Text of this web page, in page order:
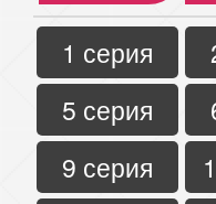
1 серия
5 серия
9 серия